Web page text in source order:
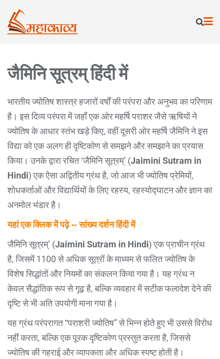
जैमिनि सूत्रम् हिंदी में
भारतीय ज्योतिष शास्त्र हजारों वर्षों की परंपरा और अनुभव का परिणाम
है। इस दिव्य परंपरा में जहाँ एक ओर महर्षि पराशर जैसे ऋषियों ने
ज्योतिष के आधार स्तंभ खड़े किए, वहीं दूसरी ओर महर्षि जैमिनि ने इस
विद्या को एक अलग ही दृष्टिकोण से समझने और समझाने का प्रयास
किया। उनके द्वारा रचित ‘जैमिनि सूत्रम्’ (Jaimini Sutram in
Hindi) एक ऐसा अद्वितीय ग्रंथ है, जो आज भी ज्योतिष प्रेमियों,
शोधकर्ताओं और विद्यार्थियों के लिए रहस्य, रहस्योद्घाटन और ज्ञान का
अनमोल भंडार है।
यहां एक क्लिक में पढ़े ~ सांख्य दर्शन हिंदी में
जैमिनि सूत्रम्’ (Jaimini Sutram in Hindi) एक प्राचीन ग्रंथ
है, जिसमें 1100 से अधिक सूत्रों के माध्यम से फलित ज्योतिष के
विशेष सिद्धांतों और नियमों का संकलन किया गया है। यह ग्रंथ न
केवल सैद्धांतिक रूप से गूढ़ है, बल्कि व्यवहार में सटीक फलादेश देने की
दृष्टि से भी अति उपयोगी माना गया है।
यह ग्रंथ परंपरागत “पराशरी ज्योतिष” से भिन्न होते हुए भी उससे विरोध
नहीं करता, बल्कि एक पूरक दृष्टिकोण प्रस्तुत करता है, जिससे
ज्योतिष की गहराई और व्यापकता और अधिक स्पष्ट होती है।